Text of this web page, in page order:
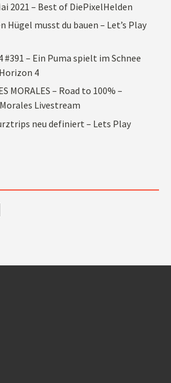
2021 – Best of DiePixelHelden
Hügel musst du bauen – Let’s Play
#391 – Ein Puma spielt im Schnee
4
MORALES – Road to 100% –
Livestream
neu definiert – Lets Play